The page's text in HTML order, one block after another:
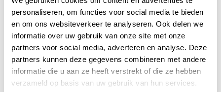
personaliseren, om functies voor social media te bieden
en om ons websiteverkeer te analyseren. Ook delen we
informatie over uw gebruik van onze site met onze
partners voor social media, adverteren en analyse. Deze
partners kunnen deze gegevens combineren met andere
informatie die u aan ze heeft verstrekt of die ze hebben
verzameld op basis van uw gebruik van hun services.
(0)
Scooter/motorslot
ART-4 Losse
verlengde beugel
Niet op voorraad
(1)
Schijfremslot ART-4
MBT 4027
zwart/geel
Op voorraad